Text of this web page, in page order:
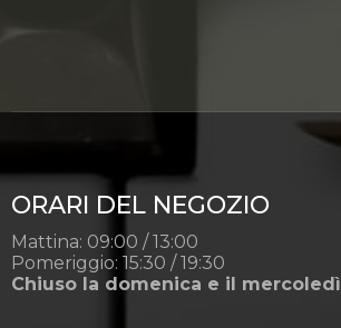
ORARI DEL NEGOZIO
Mattina: 09:00 / 13:00
Pomeriggio: 15:30 / 19:30
Chiuso la domenica e il mercoledì